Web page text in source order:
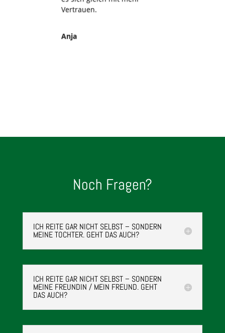
Vertrauen.
Anja
Noch Fragen?
ICH REITE GAR NICHT SELBST – SONDERN
MEINE TOCHTER. GEHT DAS AUCH?
ICH REITE GAR NICHT SELBST – SONDERN
MEINE FREUNDIN / MEIN FREUND. GEHT
DAS AUCH?